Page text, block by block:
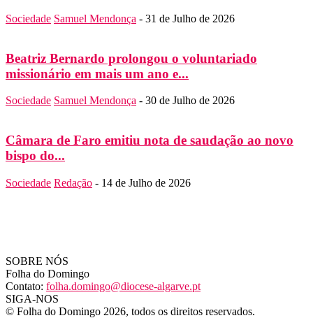
Sociedade Samuel Mendonça - 31 de Julho de 2026
Beatriz Bernardo prolongou o voluntariado
missionário em mais um ano e...
Sociedade Samuel Mendonça - 30 de Julho de 2026
Câmara de Faro emitiu nota de saudação ao novo
bispo do...
Sociedade Redação - 14 de Julho de 2026
SOBRE NÓS
Folha do Domingo
Contato: folha.domingo@diocese-algarve.pt
SIGA-NOS
© Folha do Domingo 2026, todos os direitos reservados.